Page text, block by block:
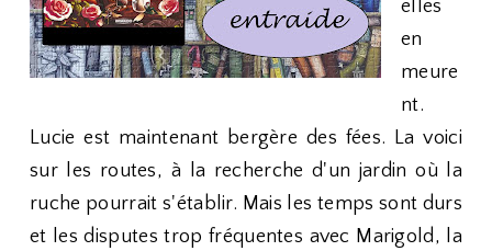
elles
en
meure
nt.
Lucie est maintenant bergère des fées. La voici
sur les routes, à la recherche d'un jardin où la
ruche pourrait s'établir. Mais les temps sont durs
et les disputes trop fréquentes avec Marigold, la